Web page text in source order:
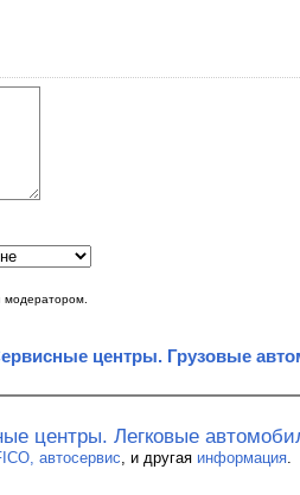
модератором.
центры. Грузовые
центры. Легковые
автосервис, и другая информация.